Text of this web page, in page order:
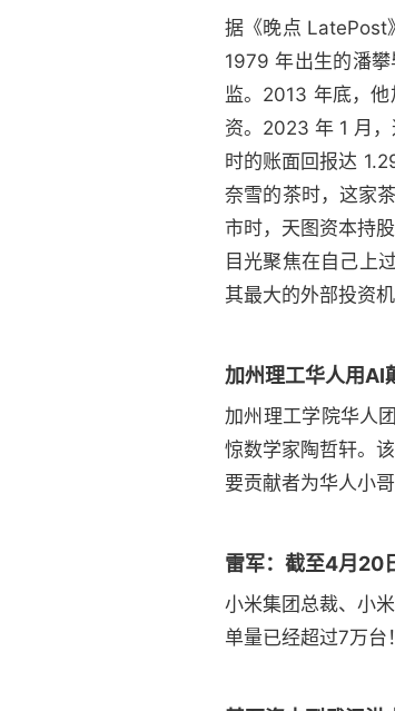
据《晚点 LatePost
1979 年出生的潘
监。2013 年底，
资。2023 年 1 月
时的账面回报达
奈雪的茶时，这家
市时，天图资本持
目光聚焦在自己上
其最大的外部投资
加州理工华人用AI
加州理工学院华人
惊数学家陶哲轩。
要贡献者为华人小
雷军：截至4月20
小米集团总裁、小
单量已经超过7万台